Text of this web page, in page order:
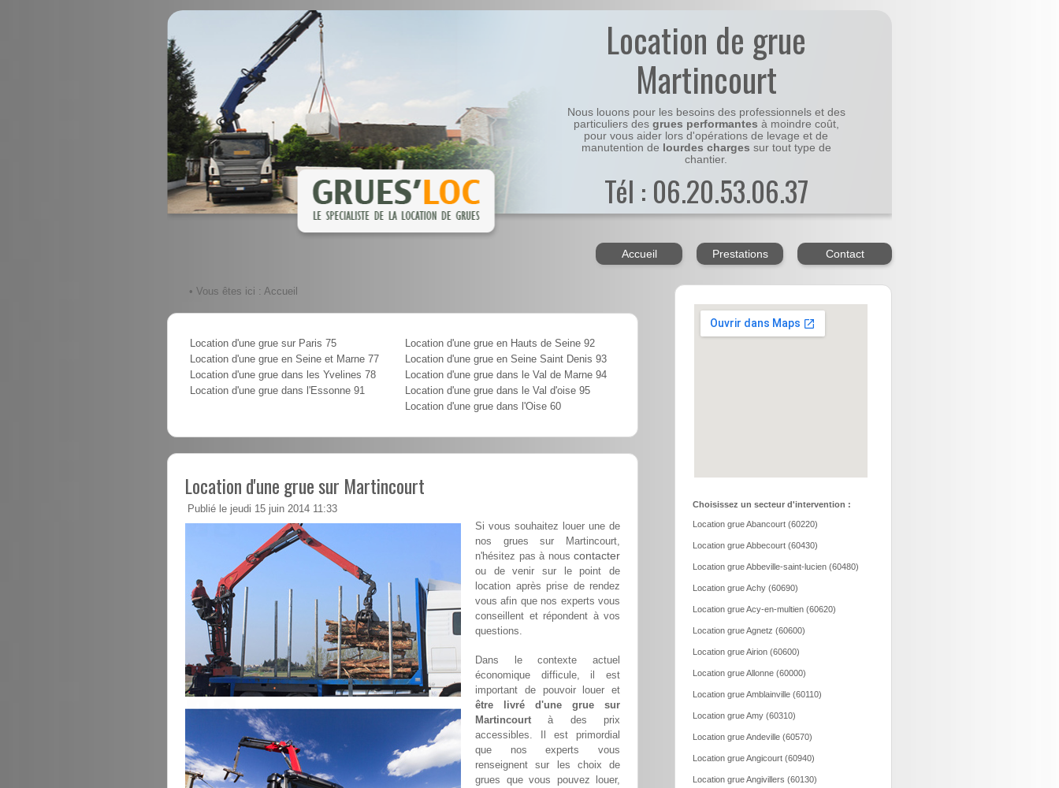
Location de grue
Martincourt
Nous louons pour les besoins des professionnels et des
particuliers des grues performantes à moindre coût,
pour vous aider lors d'opérations de levage et de
manutention de lourdes charges sur tout type de
chantier.
Tél : 06.20.53.06.37
Accueil Prestations Contact
• Vous êtes ici : Accueil
Location d'une grue sur Paris 75
Location d'une grue en Seine et Marne 77
Location d'une grue dans les Yvelines 78
Location d'une grue dans l'Essonne 91
Location d'une grue en Hauts de Seine 92
Location d'une grue en Seine Saint Denis 93
Location d'une grue dans le Val de Marne 94
Location d'une grue dans le Val d'oise 95
Location d'une grue dans l'Oise 60
Location d'une grue sur Martincourt
Publié le jeudi 15 juin 2014 11:33
Si vous souhaitez louer une de
nos grues sur Martincourt,
n'hésitez pas à nous contacter
ou de venir sur le point de
location après prise de rendez
vous afin que nos experts vous
conseillent et répondent à vos
questions.
Dans le contexte actuel
économique difficule, il est
important de pouvoir louer et
être livré d'une grue sur
Martincourt à des prix
accessibles. Il est primordial
que nos experts vous
renseignent sur les choix de
grues que vous pouvez louer,
Choisissez un secteur d'intervention :
Location grue Abancourt (60220)
Location grue Abbecourt (60430)
Location grue Abbeville-saint-lucien (60480)
Location grue Achy (60690)
Location grue Acy-en-multien (60620)
Location grue Agnetz (60600)
Location grue Airion (60600)
Location grue Allonne (60000)
Location grue Amblainville (60110)
Location grue Amy (60310)
Location grue Andeville (60570)
Location grue Angicourt (60940)
Location grue Angivillers (60130)